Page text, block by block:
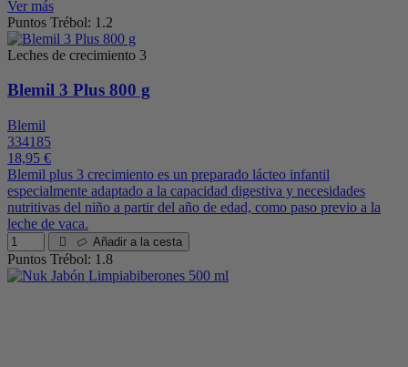
Ver más
Puntos Trébol: 1.2
Leches de crecimiento 3
Blemil 3 Plus 800 g
Blemil
334185
18,95 €
Blemil plus 3 crecimiento es un preparado lácteo infantil
especialmente adaptado a la capacidad digestiva y necesidades
nutritivas del niño a partir del año de edad, como paso previo a la
leche de vaca.
Añadir a la cesta
Puntos Trébol: 1.8